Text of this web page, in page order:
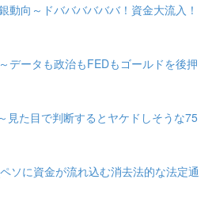
動向～ドババババババ！資金大流入！
データも政治もFEDもゴールドを後押
見た目で判断するとヤケドしそうな75
ソに資金が流れ込む消去法的な法定通